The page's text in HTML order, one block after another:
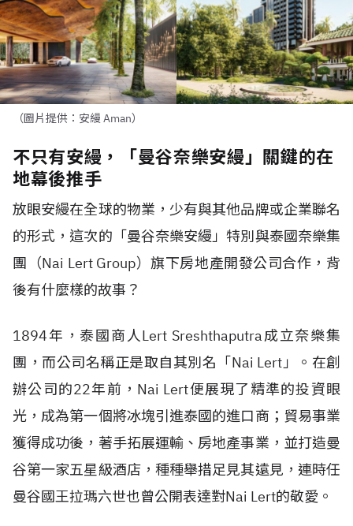
（圖片提供：安縵 Aman）
不只有安縵，「曼谷奈樂安縵」關鍵的在
地幕後推手
放眼安縵在全球的物業，少有與其他品牌或企業聯名
的形式，這次的「曼谷奈樂安縵」特別與泰國奈樂集
團（Nai Lert Group）旗下房地產開發公司合作，背
後有什麼樣的故事？
1894年，泰國商人Lert Sreshthaputra成立奈樂集
團，而公司名稱正是取自其別名「Nai Lert」。在創
辦公司的22年前，Nai Lert便展現了精準的投資眼
光，成為第一個將冰塊引進泰國的進口商；貿易事業
獲得成功後，著手拓展運輸、房地產事業，並打造曼
谷第一家五星級酒店，種種舉措足見其遠見，連時任
曼谷國王拉瑪六世也曾公開表達對Nai Lert的敬愛。